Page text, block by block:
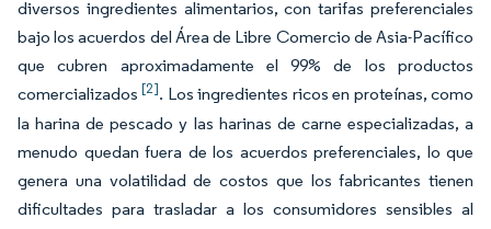
diversos ingredientes alimentarios, con tarifas preferenciales
bajo los acuerdos del Área de Libre Comercio de Asia-Pacífico
que cubren aproximadamente el 99% de los productos
comercializados[2]. Los ingredientes ricos en proteínas, como
la harina de pescado y las harinas de carne especializadas, a
menudo quedan fuera de los acuerdos preferenciales, lo que
genera una volatilidad de costos que los fabricantes tienen
dificultades para trasladar a los consumidores sensibles al